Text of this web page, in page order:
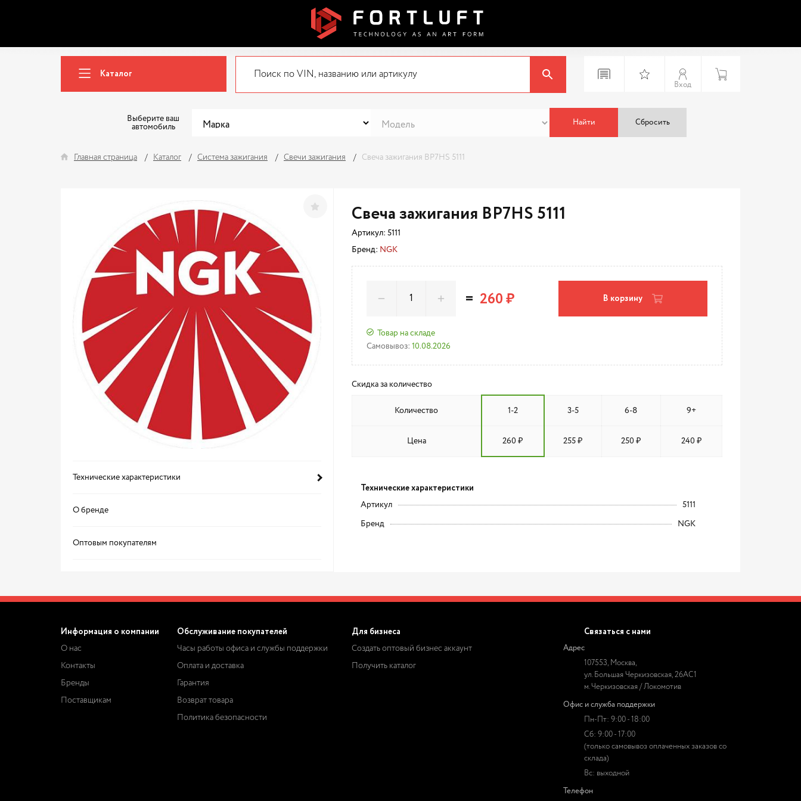
Каталог
Вход
Выберите ваш
автомобиль
Найти Сбросить
Главная страница Каталог Система зажигания Свечи зажигания Свеча зажигания BP7HS 5111
Технические характеристики
О бренде
Оптовым покупателям
Свеча зажигания BP7HS 5111
Артикул: 5111
Бренд: NGK
Товар на складе
Самовывоз: 10.08.2026
= 260 ₽ В корзину
Скидка за количество
Количество 1-2 3-5 6-8 9+
Цена 260 ₽ 255 ₽ 250 ₽ 240 ₽
Технические характеристики
Артикул 5111
Бренд NGK
Информация о компании
О нас
Контакты
Бренды
Поставщикам
Обслуживание покупателей
Часы работы офиса и службы поддержки
Оплата и доставка
Гарантия
Возврат товара
Политика безопасности
Для бизнеса
Создать оптовый бизнес аккаунт
Получить каталог
Связаться с нами
Адрес
107553, Москва,
ул. Большая Черкизовская, 26АС1
м. Черкизовская / Локомотив
Офис и служба поддержки
Пн-Пт: 9:00 - 18:00
Сб: 9:00 - 17:00
(только самовывоз оплаченных заказов со
склада)
Вс: выходной
Телефон